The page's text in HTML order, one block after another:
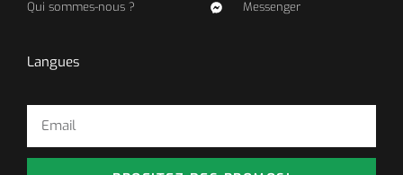
Qui sommes-nous ?
Messenger
Langues